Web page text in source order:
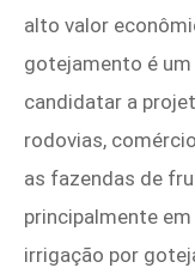
alto valor
gotejamento é
candidatar a
rodovias,
as fazendas de
principalmente
irrigação por